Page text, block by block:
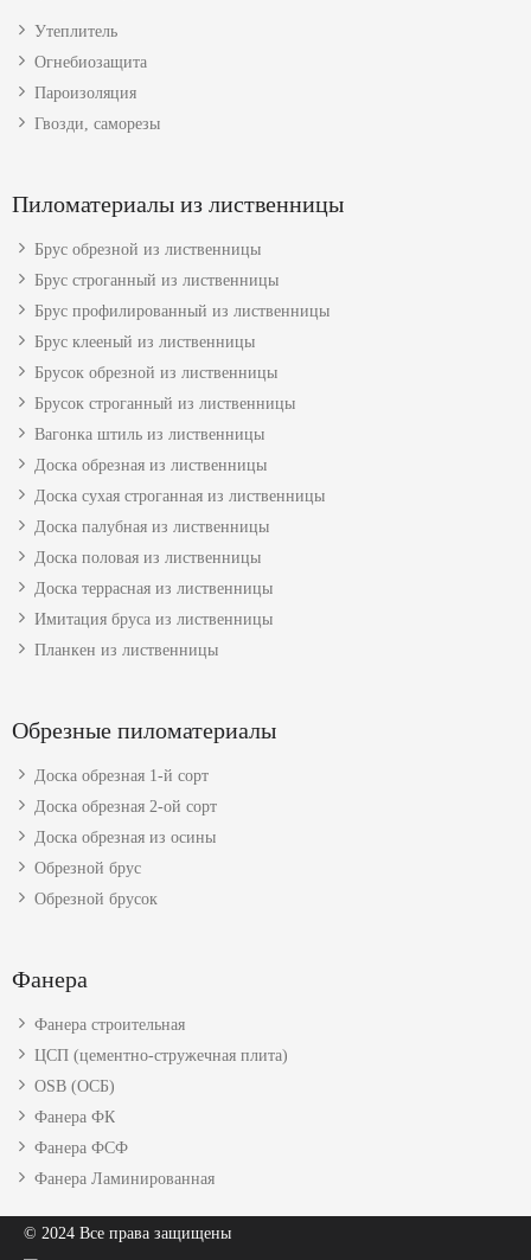
Утеплитель
Огнебиозащита
Пароизоляция
Гвозди, саморезы
Пиломатериалы из лиственницы
Брус обрезной из лиственницы
Брус строганный из лиственницы
Брус профилированный из лиственницы
Брус клееный из лиственницы
Брусок обрезной из лиственницы
Брусок строганный из лиственницы
Вагонка штиль из лиственницы
Доска обрезная из лиственницы
Доска сухая строганная из лиственницы
Доска палубная из лиственницы
Доска половая из лиственницы
Доска террасная из лиственницы
Имитация бруса из лиственницы
Планкен из лиственницы
Обрезные пиломатериалы
Доска обрезная 1-й сорт
Доска обрезная 2-ой сорт
Доска обрезная из осины
Обрезной брус
Обрезной брусок
Фанера
Фанера строительная
ЦСП (цементно-стружечная плита)
OSB (ОСБ)
Фанера ФК
Фанера ФСФ
Фанера Ламинированная
© 2024 Все права защищены